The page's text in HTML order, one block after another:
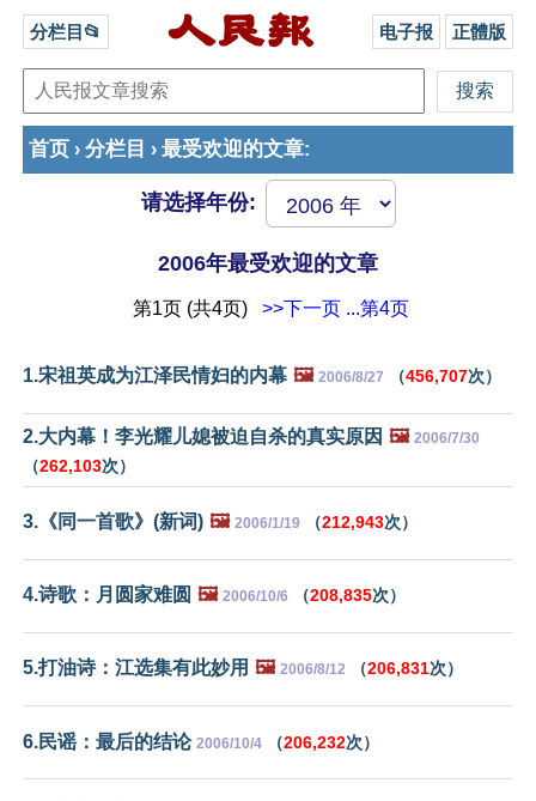
分栏目📂 电子报 正體版
首页 › 分栏目 › 最受欢迎的文章:
请选择年份:
2006年最受欢迎的文章
第1页 (共4页) >>下一页 ...第4页
1.宋祖英成为江泽民情妇的内幕 🖼️ 2006/8/27 （456,707次）
2.大内幕！李光耀儿媳被迫自杀的真实原因 🖼️ 2006/7/30
（262,103次）
3.《同一首歌》(新词) 🖼️ 2006/1/19 （212,943次）
4.诗歌：月圆家难圆 🖼️ 2006/10/6 （208,835次）
5.打油诗：江选集有此妙用 🖼️ 2006/8/12 （206,831次）
6.民谣：最后的结论 2006/10/4 （206,232次）